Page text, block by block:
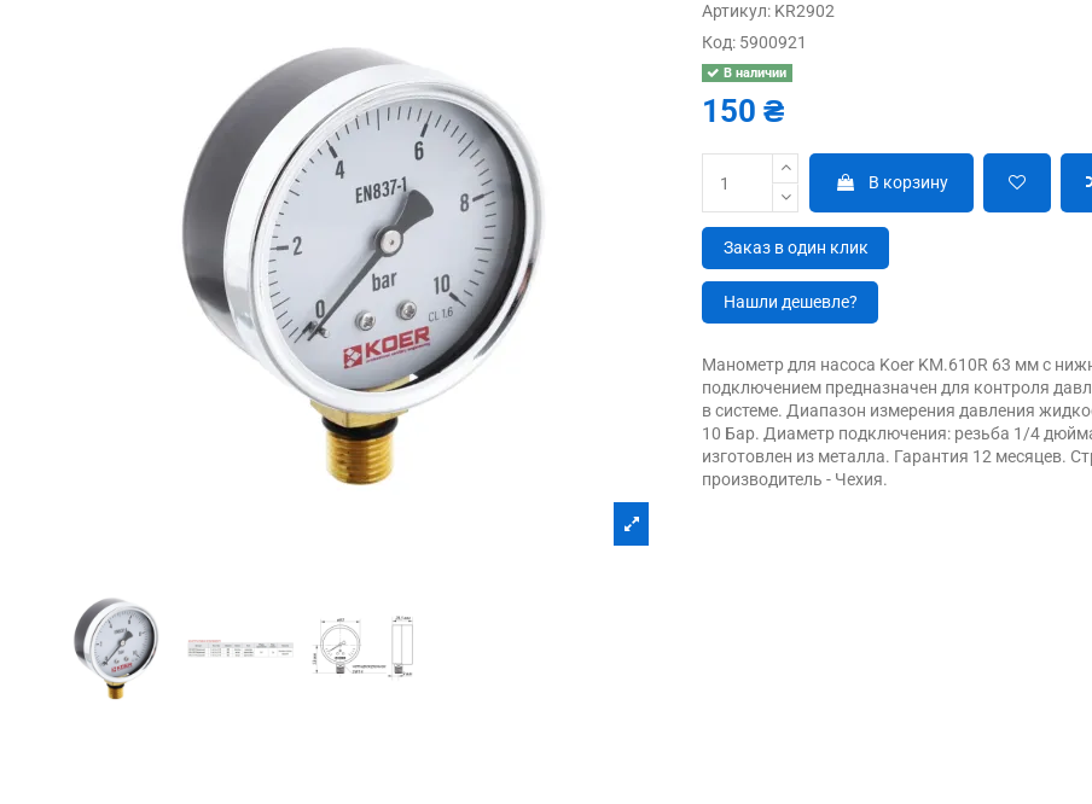
Артикул: KR2902
Код: 5900921
В наличии
150 ₴
В корзину
Заказ в один клик
Нашли дешевле?
Манометр для насоса Koer KM.610R 63 мм с
подключением предназначен для контроля
в системе. Диапазон измерения давления
10 Бар. Диаметр подключения: резьба 1/4
изготовлен из металла. Гарантия 12 месяцев.
производитель - Чехия.